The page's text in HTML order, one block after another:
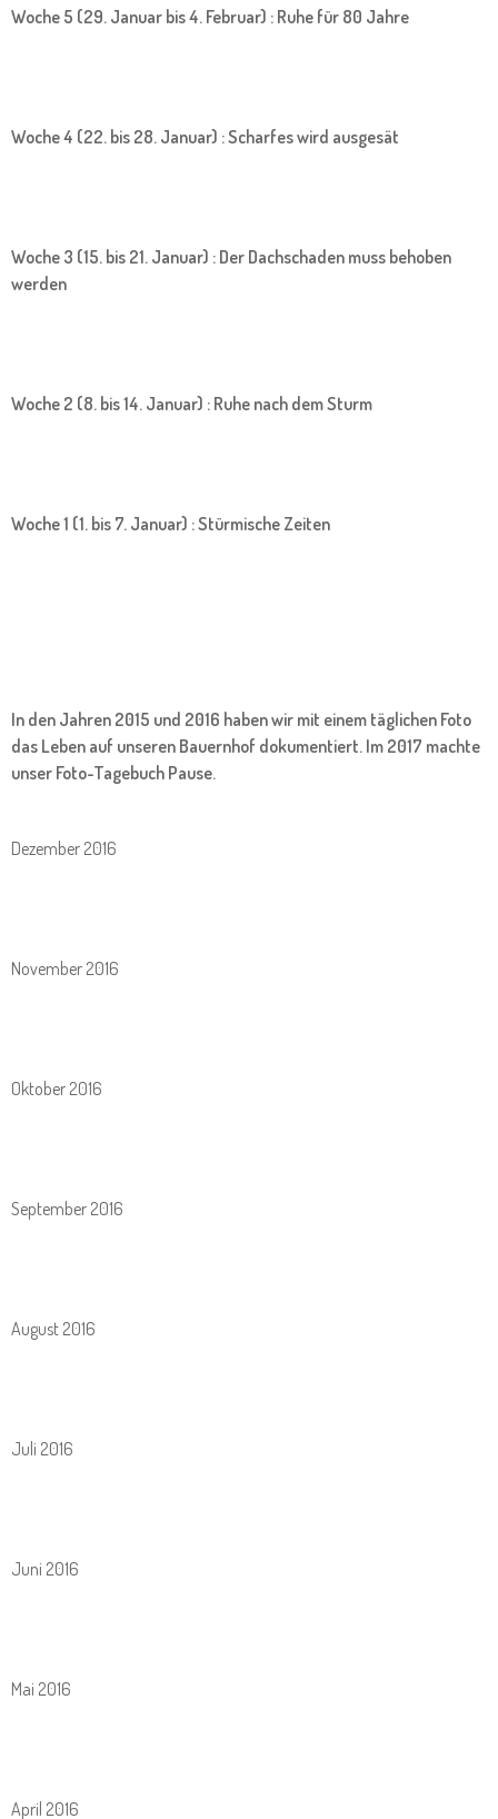
Woche 5 (29. Januar bis 4. Februar) : Ruhe für 80 Jahre
Woche 4 (22. bis 28. Januar) : Scharfes wird ausgesät
Woche 3 (15. bis 21. Januar) : Der Dachschaden muss behoben
werden
Woche 2 (8. bis 14. Januar) : Ruhe nach dem Sturm
Woche 1 (1. bis 7. Januar) : Stürmische Zeiten
In den Jahren 2015 und 2016 haben wir mit einem täglichen Foto
das Leben auf unseren Bauernhof dokumentiert. Im 2017 machte
unser Foto-Tagebuch Pause.
Dezember 2016
November 2016
Oktober 2016
September 2016
August 2016
Juli 2016
Juni 2016
Mai 2016
April 2016